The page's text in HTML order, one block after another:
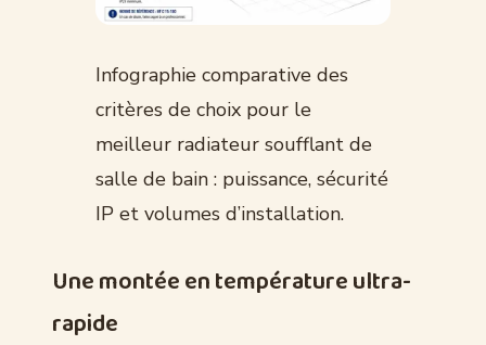
Infographie comparative des
critères de choix pour le
meilleur radiateur soufflant de
salle de bain : puissance, sécurité
IP et volumes d’installation.
Une montée en température ultra-
rapide